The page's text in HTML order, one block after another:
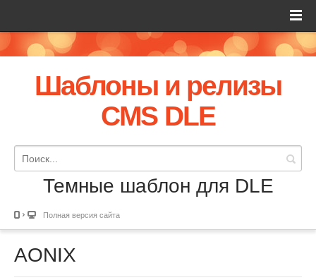
Шаблоны и релизы
CMS DLE
Темные шаблон для DLE
Полная версия сайта
AONIX